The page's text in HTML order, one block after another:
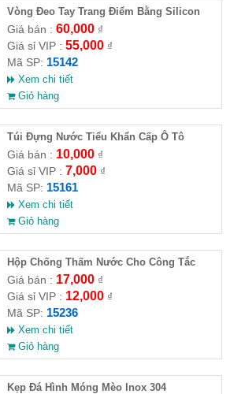
Vòng Đeo Tay Trang Điểm Bằng Silicon
Giá bán : 60,000₫
Giá sỉ VIP : 55,000₫
Mã SP: 15142
Xem chi tiết
Giỏ hàng
Túi Đựng Nước Tiểu Khẩn Cấp Ô Tô
Giá bán : 10,000₫
Giá sỉ VIP : 7,000₫
Mã SP: 15161
Xem chi tiết
Giỏ hàng
Hộp Chống Thấm Nước Cho Công Tắc
Phòng Tắm
Giá bán : 17,000₫
Giá sỉ VIP : 12,000₫
Mã SP: 15236
Xem chi tiết
Giỏ hàng
Kẹp Đá Hình Móng Mèo Inox 304